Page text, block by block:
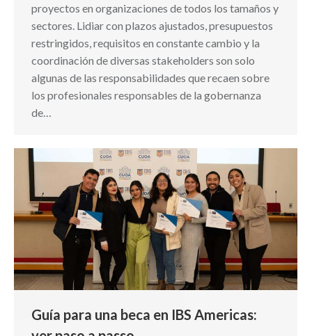
proyectos en organizaciones de todos los tamaños y
sectores. Lidiar con plazos ajustados, presupuestos
restringidos, requisitos en constante cambio y la
coordinación de diversas stakeholders son solo
algunas de las responsabilidades que recaen sobre
los profesionales responsables de la gobernanza
de…
Guía para una beca en IBS Americas: